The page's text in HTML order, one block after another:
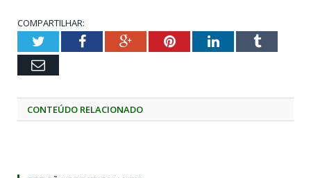
COMPARTILHAR:
TwitterFacebookGoogle+PinterestLinkedInTumblr
Email
CONTEÚDO RELACIONADO